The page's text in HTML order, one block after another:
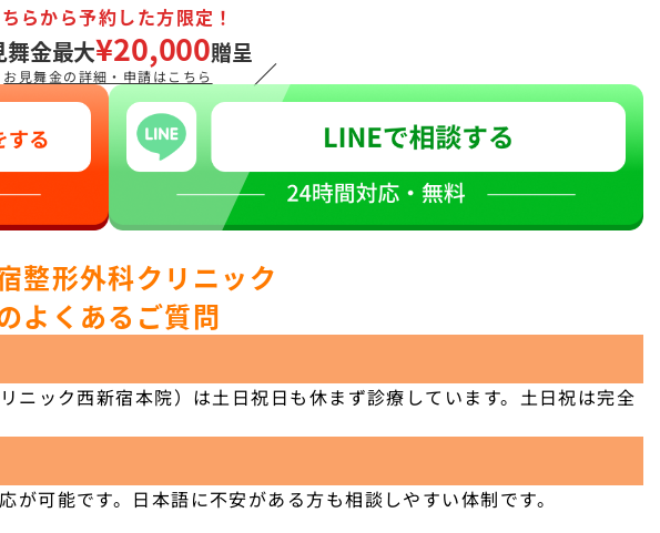
らから予約した方限定！
舞金最大¥20,000贈呈
お見舞金の詳細・申請はこちら ／
整形外科クリニック
よくあるご質問
ニック西新宿本院）は土日祝日も休まず診療しています。土日祝は完全
可能です。日本語に不安がある方も相談しやすい体制です。